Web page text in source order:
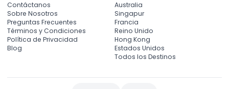
Contáctanos
Sobre Nosotros
Preguntas Frecuentes
Términos y Condiciones
Política de Privacidad
Blog
Australia
Singapur
Francia
Reino Unido
Hong Kong
Estados Unidos
Todos los Destinos